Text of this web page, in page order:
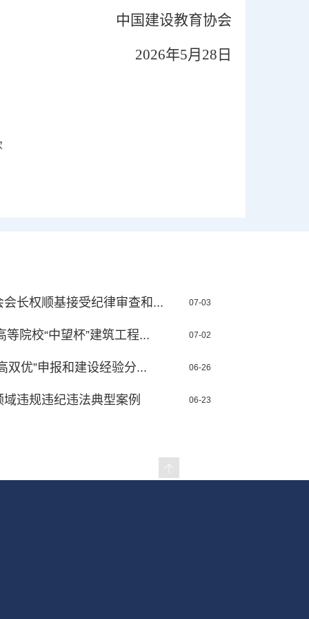
中国建设教育协会
2026年5月28日
长权顺基接受纪律审查和... 07-03
院校“中望杯”建筑工程... 07-02
双优”申报和建设经验分... 06-26
违规违纪违法典型案例 06-23